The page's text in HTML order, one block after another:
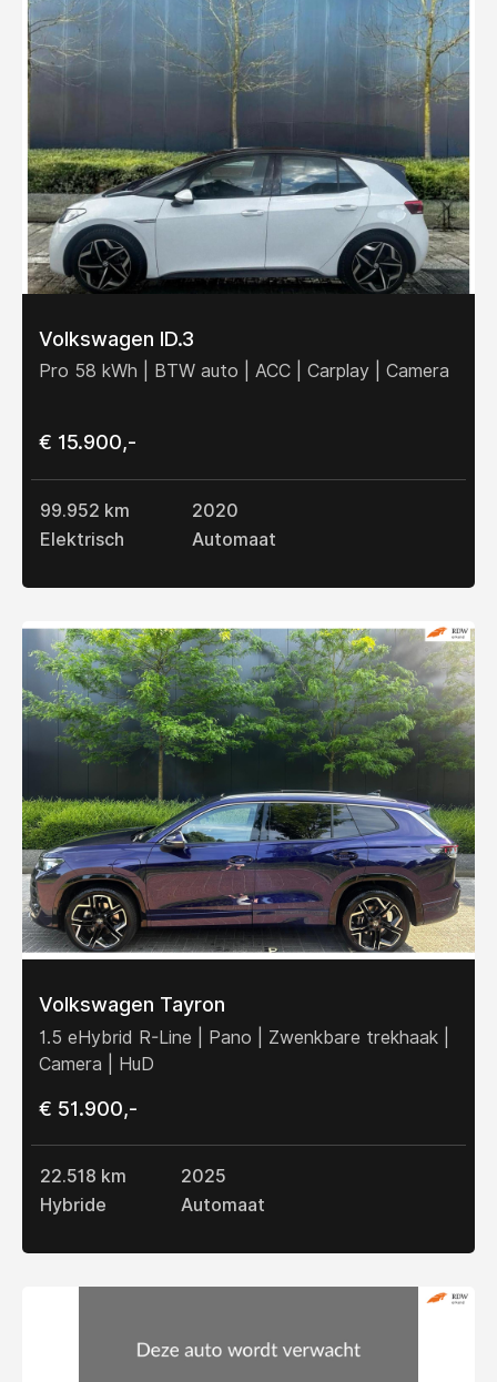
Volkswagen ID.3
Pro 58 kWh | BTW auto | ACC | Carplay | Camera
€ 15.900,-
99.952 km
2020
Elektrisch
Automaat
Volkswagen Tayron
1.5 eHybrid R-Line | Pano | Zwenkbare trekhaak |
Camera | HuD
€ 51.900,-
22.518 km
2025
Hybride
Automaat